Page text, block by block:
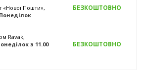
«Нової Пошти»,
БЕЗКОШТОВНО
Ravak,
з 11.00 БЕЗКОШТОВНО